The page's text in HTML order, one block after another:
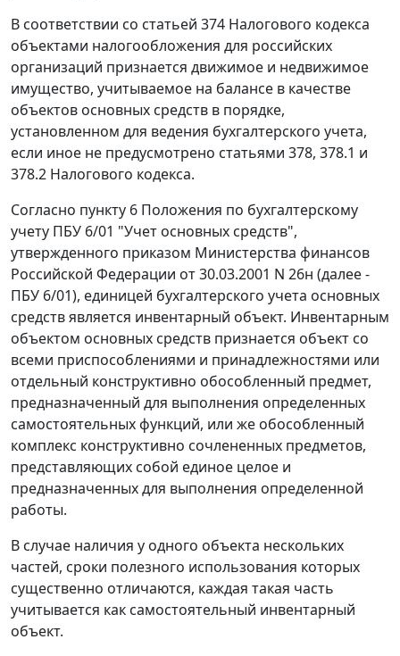
В соответствии со статьей 374 Налогового кодекса
объектами налогообложения для российских
организаций признается движимое и недвижимое
имущество, учитываемое на балансе в качестве
объектов основных средств в порядке,
установленном для ведения бухгалтерского учета,
если иное не предусмотрено статьями 378, 378.1 и
378.2 Налогового кодекса.
Согласно пункту 6 Положения по бухгалтерскому
учету ПБУ 6/01 "Учет основных средств",
утвержденного приказом Министерства финансов
Российской Федерации от 30.03.2001 N 26н (далее -
ПБУ 6/01), единицей бухгалтерского учета основных
средств является инвентарный объект. Инвентарным
объектом основных средств признается объект со
всеми приспособлениями и принадлежностями или
отдельный конструктивно обособленный предмет,
предназначенный для выполнения определенных
самостоятельных функций, или же обособленный
комплекс конструктивно сочлененных предметов,
представляющих собой единое целое и
предназначенных для выполнения определенной
работы.
В случае наличия у одного объекта нескольких
частей, сроки полезного использования которых
существенно отличаются, каждая такая часть
учитывается как самостоятельный инвентарный
объект.